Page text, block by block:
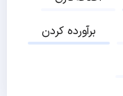
برآورده کردن